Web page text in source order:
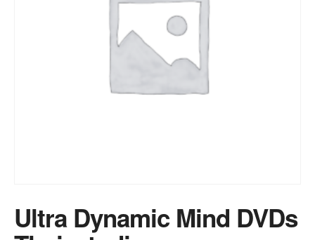
Ultra Dynamic Mind DVDs